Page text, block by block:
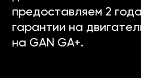
предоставляем 2
гарантии на
на GAN GA+.